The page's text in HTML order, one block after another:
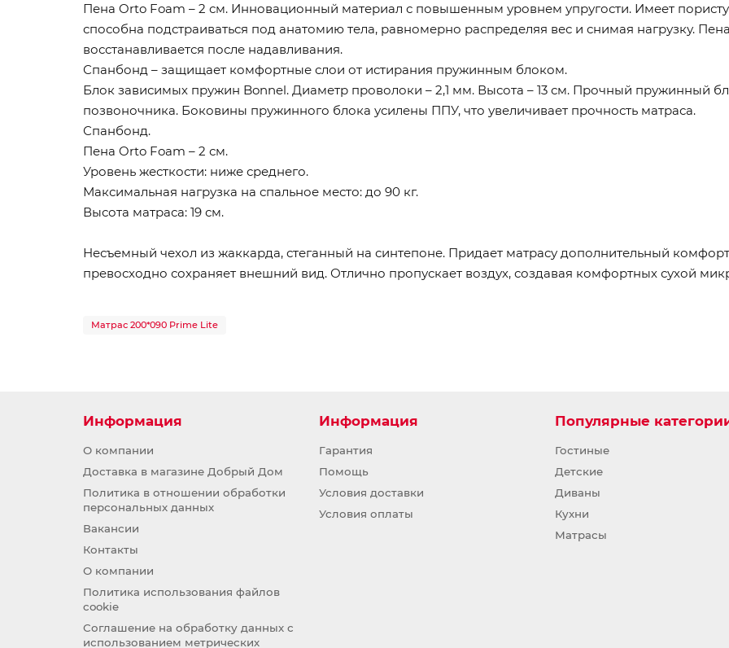
Пена Orto Foam – 2 см. Инновационный материал с повышенным уровнем упругости. Имеет
способна подстраиваться под анатомию тела, равномерно распределяя вес и снимая нагрузку.
восстанавливается после надавливания.
Спанбонд – защищает комфортные слои от истирания пружинным блоком.
Блок зависимых пружин Bonnel. Диаметр проволоки – 2,1 мм. Высота – 13 см. Прочный пружинный
позвоночника. Боковины пружинного блока усилены ППУ, что увеличивает прочность матраса.
Спанбонд.
Пена Orto Foam – 2 см.
Уровень жесткости: ниже среднего.
Максимальная нагрузка на спальное место: до 90 кг.
Высота матраса: 19 см.
Несъемный чехол из жаккарда, стеганный на синтепоне. Придает матрасу дополнительный
превосходно сохраняет внешний вид. Отлично пропускает воздух, создавая комфортных сухой
Матрас 200*090 Prime Lite
Информация
О компании
Доставка в магазине Добрый Дом
Политика в отношении обработки
персональных данных
Вакансии
Контакты
О компании
Политика использования файлов
cookie
Соглашение на обработку данных с
использованием метрических
Информация
Гарантия
Помощь
Условия доставки
Условия оплаты
Популярные
Гостиные
Детские
Диваны
Кухни
Матрасы